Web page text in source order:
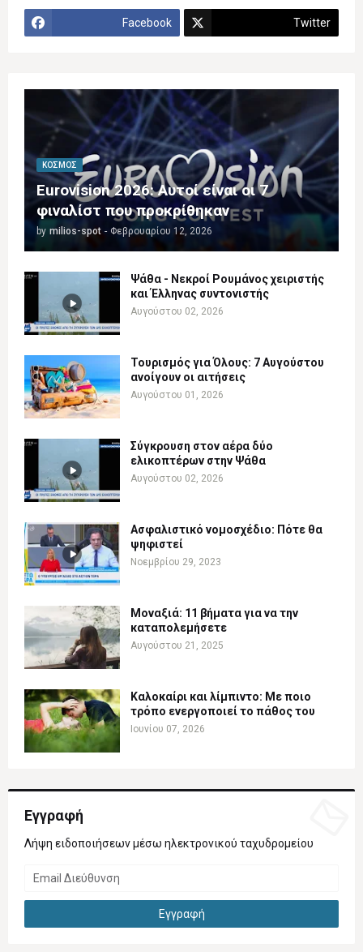
Facebook Twitter
ΚΌΣΜΟΣ
Eurovision 2026: Αυτοί είναι οι 7
φιναλίστ που προκρίθηκαν
by milios-spot - Φεβρουαρίου 12, 2026
Ψάθα - Νεκροί Ρουμάνος χειριστής
και Έλληνας συντονιστής
Αυγούστου 02, 2026
Τουρισμός για Όλους: 7 Αυγούστου
ανοίγουν οι αιτήσεις
Αυγούστου 01, 2026
Σύγκρουση στον αέρα δύο
ελικοπτέρων στην Ψάθα
Αυγούστου 02, 2026
Ασφαλιστικό νομοσχέδιο: Πότε θα
ψηφιστεί
Νοεμβρίου 29, 2023
Μοναξιά: 11 βήματα για να την
καταπολεμήσετε
Αυγούστου 21, 2025
Καλοκαίρι και λίμπιντο: Με ποιο
τρόπο ενεργοποιεί το πάθος του
Ιουνίου 07, 2026
Εγγραφή
Λήψη ειδοποιήσεων μέσω ηλεκτρονικού ταχυδρομείου